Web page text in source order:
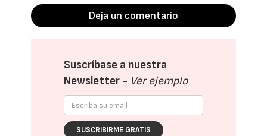
Deja un comentario
Suscríbase a nuestra
Newsletter - Ver ejemplo
SUSCRIBIRME GRATIS